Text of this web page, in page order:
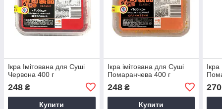
Ікра Імітована для Суші
Червона 400 г
248 ₴
Купити
Ікра імітована для Суші
Помаранчева 400 г
248₴
Купити
270